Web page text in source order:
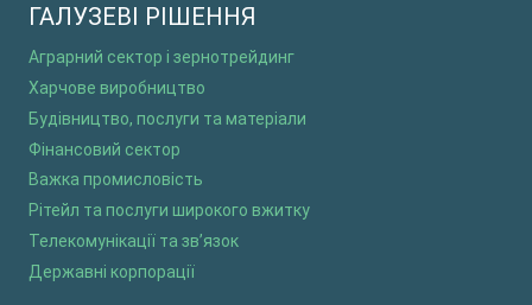
ГАЛУЗЕВІ РІШЕННЯ
Аграрний сектор і зернотрейдинг
Харчове виробництво
Будівництво, послуги та матеріали
Фінансовий сектор
Важка промисловість
Рітейл та послуги широкого вжитку
Телекомунікації та зв’язок
Державні корпорації